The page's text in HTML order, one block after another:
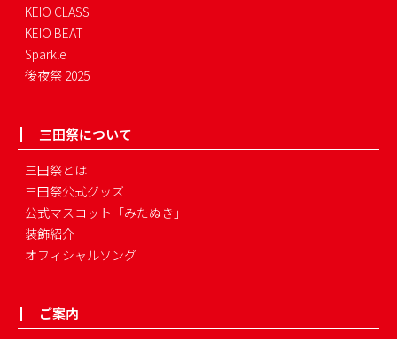
KEIO CLASS
KEIO BEAT
Sparkle
後夜祭 2025
三田祭について
三田祭とは
三田祭公式グッズ
公式マスコット「みたぬき」
装飾紹介
オフィシャルソング
ご案内